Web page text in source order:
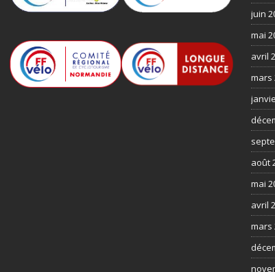
juin
mai
avril
mars
août
mai
avril
mars